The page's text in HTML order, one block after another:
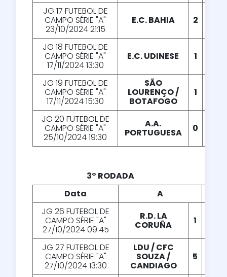
JG 17 FUTEBOL DE
CAMPO SÉRIE "A"
23/10/2024 21:15
E.C. BAHIA 2
JG 18 FUTEBOL DE
CAMPO SÉRIE "A"
17/11/2024 13:30
E.C. UDINESE 1
JG 19 FUTEBOL DE
CAMPO SÉRIE "A"
17/11/2024 15:30
SÃO
LOURENÇO /
BOTAFOGO
1
JG 20 FUTEBOL DE
CAMPO SÉRIE "A"
25/10/2024 19:30
A.A.
PORTUGUESA 0
3° RODADA
Data
A
JG 26 FUTEBOL DE
CAMPO SÉRIE "A"
27/10/2024 09:45
R.D. LA
CORUÑA 1
JG 27 FUTEBOL DE
CAMPO SÉRIE "A"
27/10/2024 13:30
LDU / CFC
SOUZA /
CANDIAGO
5